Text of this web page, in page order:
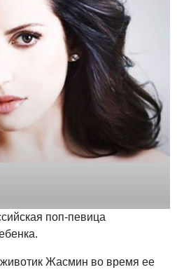
поп-певица
Жасмин во время ее